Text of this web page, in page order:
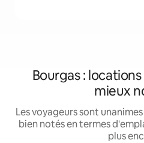
Bourgas :
mieux
Les voyageurs sont
bien notés en termes
plus